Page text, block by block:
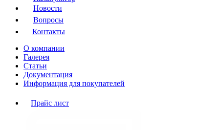
Новости
Вопросы
Контакты
О компании
Галерея
Статьи
Документация
Информация для покупателей
Прайс лист